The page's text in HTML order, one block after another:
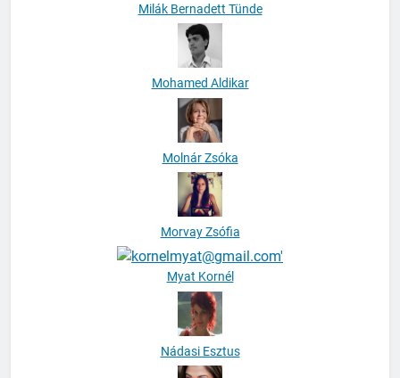
Milák Bernadett Tünde
Mohamed Aldikar
Molnár Zsóka
Morvay Zsófia
Myat Kornél
Nádasi Esztus